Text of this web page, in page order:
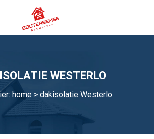
WESTERLO
home > dakisolatie Westerlo